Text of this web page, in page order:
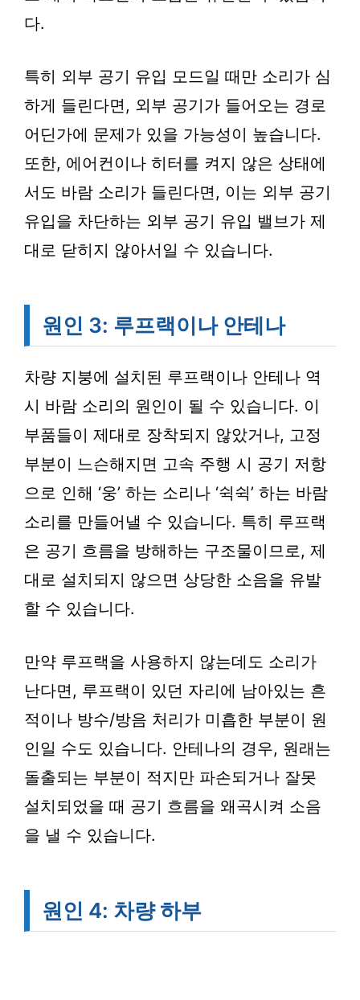
다.
특히 외부 공기 유입 모드일 때만 소리가 심
하게 들린다면, 외부 공기가 들어오는 경로
어딘가에 문제가 있을 가능성이 높습니다.
또한, 에어컨이나 히터를 켜지 않은 상태에
서도 바람 소리가 들린다면, 이는 외부 공기
유입을 차단하는 외부 공기 유입 밸브가 제
대로 닫히지 않아서일 수 있습니다.
원인 3: 루프랙이나 안테나
차량 지붕에 설치된 루프랙이나 안테나 역
시 바람 소리의 원인이 될 수 있습니다. 이
부품들이 제대로 장착되지 않았거나, 고정
부분이 느슨해지면 고속 주행 시 공기 저항
으로 인해 ‘웅’ 하는 소리나 ‘쉭쉭’ 하는 바람
소리를 만들어낼 수 있습니다. 특히 루프랙
은 공기 흐름을 방해하는 구조물이므로, 제
대로 설치되지 않으면 상당한 소음을 유발
할 수 있습니다.
만약 루프랙을 사용하지 않는데도 소리가
난다면, 루프랙이 있던 자리에 남아있는 흔
적이나 방수/방음 처리가 미흡한 부분이 원
인일 수도 있습니다. 안테나의 경우, 원래는
돌출되는 부분이 적지만 파손되거나 잘못
설치되었을 때 공기 흐름을 왜곡시켜 소음
을 낼 수 있습니다.
원인 4: 차량 하부